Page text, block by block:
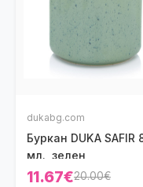
dukabg.com
Буркан DUKA SAFIR
мл., зелен
11.67€20.00€